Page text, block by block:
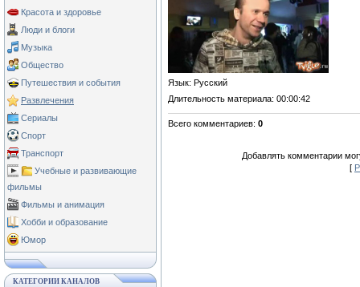
Красота и здоровье
Люди и блоги
Музыка
Общество
Путешествия и события
Развлечения
Сериалы
Спорт
Транспорт
Учебные и развивающие
фильмы
Фильмы и анимация
Хобби и образование
Юмор
КАТЕГОРИИ КАНАЛОВ
Язык: Русский
Длительность материала: 00:00:42
Всего комментариев: 0
Добавлять комментарии
[